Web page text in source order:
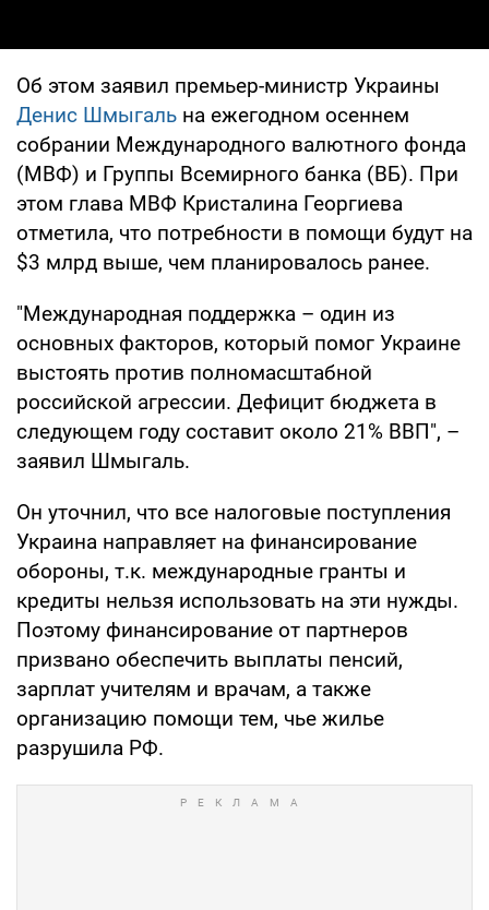
Об этом заявил премьер-министр Украины
Денис Шмыгаль на ежегодном осеннем
собрании Международного валютного фонда
(МВФ) и Группы Всемирного банка (ВБ). При
этом глава МВФ Кристалина Георгиева
отметила, что потребности в помощи будут на
$3 млрд выше, чем планировалось ранее.
"Международная поддержка – один из
основных факторов, который помог Украине
выстоять против полномасштабной
российской агрессии. Дефицит бюджета в
следующем году составит около 21% ВВП", –
заявил Шмыгаль.
Он уточнил, что все налоговые поступления
Украина направляет на финансирование
обороны, т.к. международные гранты и
кредиты нельзя использовать на эти нужды.
Поэтому финансирование от партнеров
призвано обеспечить выплаты пенсий,
зарплат учителям и врачам, а также
организацию помощи тем, чье жилье
разрушила РФ.